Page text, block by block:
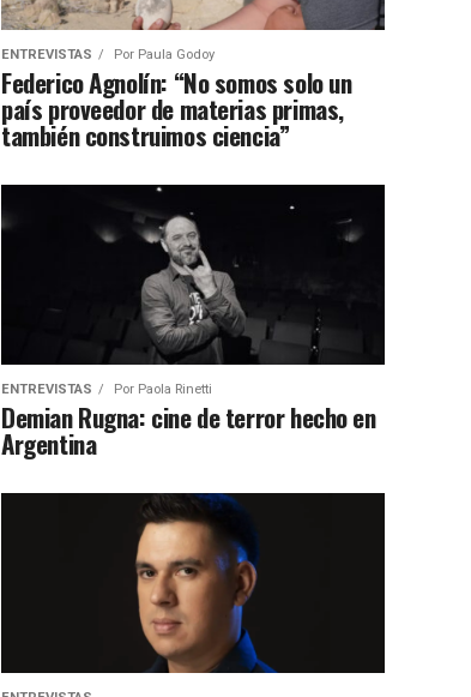
ENTREVISTAS Por Paula Godoy
Federico Agnolín: “No somos solo un
país proveedor de materias primas,
también construimos ciencia”
ENTREVISTAS Por Paola Rinetti
Demian Rugna: cine de terror hecho en
Argentina